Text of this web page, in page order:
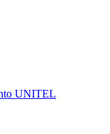
UNITEL